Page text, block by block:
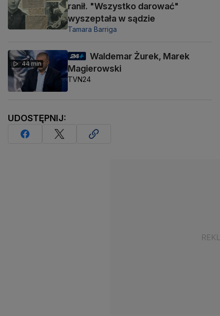
ranił. "Wszystko darować"
wyszeptała w sądzie
Tamara Barriga
44 min
Waldemar Żurek, Marek
Magierowski
TVN24
UDOSTĘPNIJ: